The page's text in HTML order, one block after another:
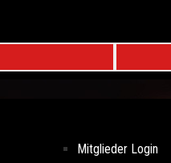
Mitglieder Login